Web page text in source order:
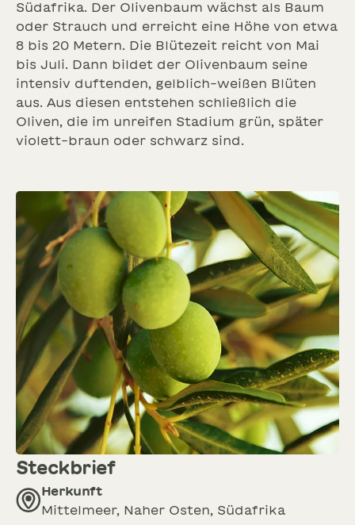
ANLÄSSE
Finde für jeden Anlass die passenden Blumen!
SCHNITTBLUMEN
SOMMERBLUMEN
Südafrika. Der Olivenbaum wächst als Baum
oder Strauch und erreicht eine Höhe von etwa
8 bis 20 Metern. Die Blütezeit reicht von Mai
bis Juli. Dann bildet der Olivenbaum seine
intensiv duftenden, gelblich-weißen Blüten
aus. Aus diesen entstehen schließlich die
Oliven, die im unreifen Stadium grün, später
violett-braun oder schwarz sind.
Steckbrief
Herkunft
Mittelmeer, Naher Osten, Südafrika